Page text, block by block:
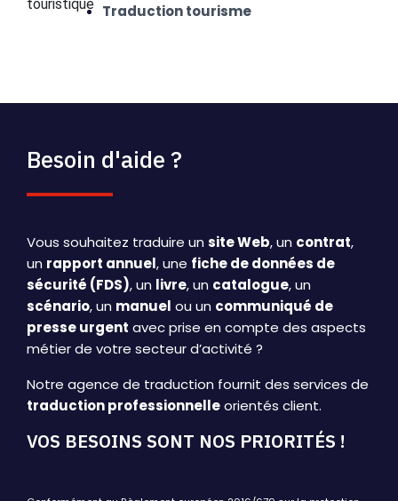
Traduction tourisme
Besoin d'aide ?
Vous souhaitez traduire un site Web, un contrat,
un rapport annuel, une fiche de données de
sécurité (FDS), un livre, un catalogue, un
scénario, un manuel ou un communiqué de
presse urgent avec prise en compte des aspects
métier de votre secteur d’activité ?
Notre agence de traduction fournit des services de
traduction professionnelleorientés client.
VOS BESOINS SONT NOS PRIORITÉS !